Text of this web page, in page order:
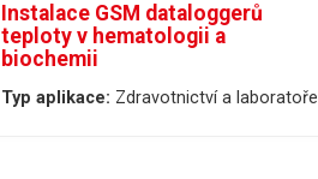
Instalace GSM dataloggerů
teploty v hematologii a
biochemii
Typ aplikace: Zdravotnictví a laboratoře